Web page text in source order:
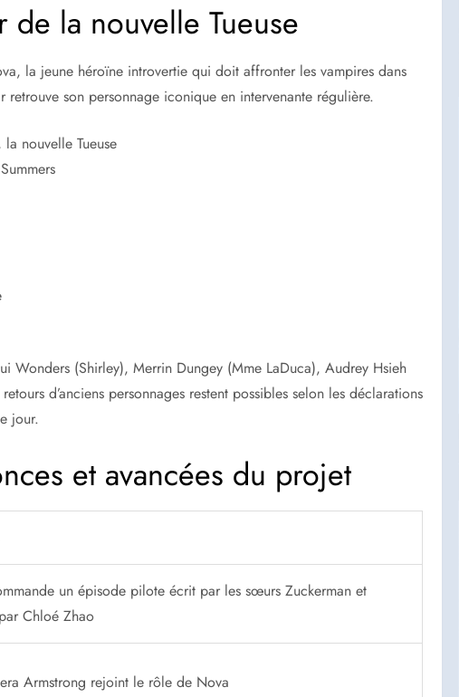
de la nouvelle Tueuse
la jeune héroïne introvertie qui doit affronter les vampires dans
son personnage iconique en intervenante régulière.
nouvelle Tueuse
Wonders (Shirley), Merrin Dungey (Mme LaDuca), Audrey Hsieh
d’anciens personnages restent possibles selon les déclarations
jour.
et avancées du projet
un épisode pilote écrit par les sœurs Zuckerman et
Chloé Zhao
Armstrong rejoint le rôle de Nova